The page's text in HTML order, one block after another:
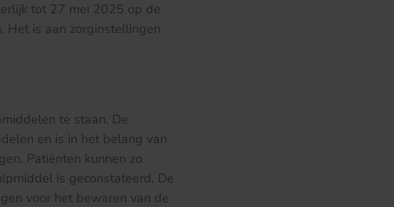
tot 27 mei 2025 op de
Het is aan zorginstellingen
te staan. De
en is in het belang van
Patiënten kunnen zo
is geconstateerd. De
voor het bewaren van de